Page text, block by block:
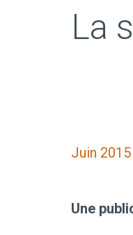
La
Juin 2015
Une